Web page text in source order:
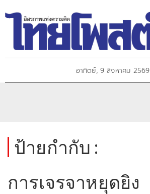
อาทิตย์, 9 สิงหาคม 2569
ป้ายกำกับ :
การเจรจาหยุดยิง